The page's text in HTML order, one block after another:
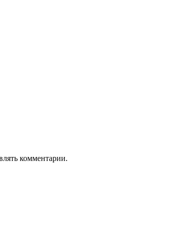
комментарии.